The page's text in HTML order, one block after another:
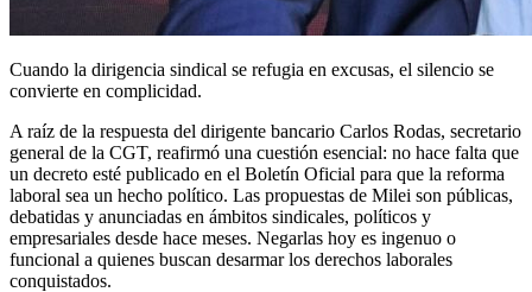
Cuando la dirigencia sindical se refugia en excusas, el silencio se
convierte en complicidad.
A raíz de la respuesta del dirigente bancario Carlos Rodas, secretario
general de la CGT, reafirmó una cuestión esencial: no hace falta que
un decreto esté publicado en el Boletín Oficial para que la reforma
laboral sea un hecho político. Las propuestas de Milei son públicas,
debatidas y anunciadas en ámbitos sindicales, políticos y
empresariales desde hace meses. Negarlas hoy es ingenuo o
funcional a quienes buscan desarmar los derechos laborales
conquistados.